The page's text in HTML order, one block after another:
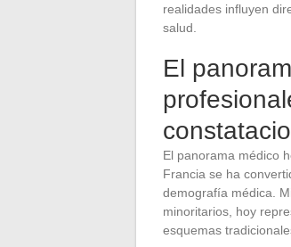
realidades influyen
salud.
El
El panorama médico
Francia se ha
demografía médica.
minoritarios, hoy
esquemas